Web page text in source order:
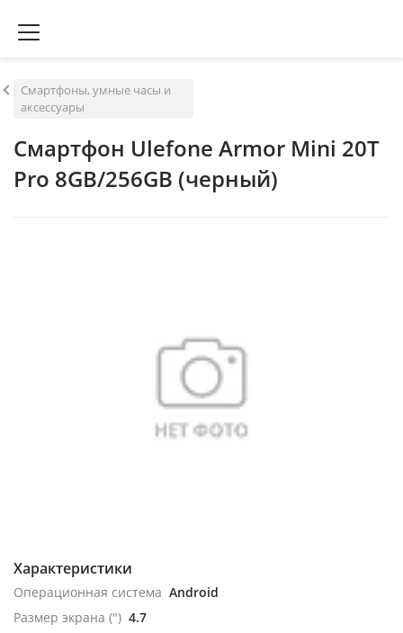
Смартфоны, умные часы и
аксессуары
Смартфон Ulefone Armor Mini 20T
Pro 8GB/256GB (черный)
Характеристики
Операционная система Android
Размер экрана (") 4.7